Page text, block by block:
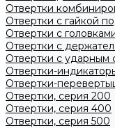
Отвертки
Отвертки с гайкой
Отвертки с
Отвертки с
Отвертки с ударным
Отвертки-
Отвертки-
Отвертки, серия 200
Отвертки, серия 400
Отвертки, серия 500